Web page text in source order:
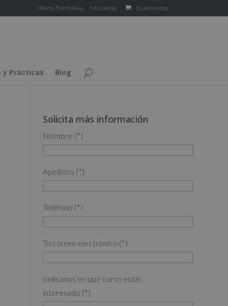
Oferta Formativa Mi cuenta 0 elementos
y Prácticas Blog
Solicita más información
Nombre (*)
Apellidos (*)
Teléfono (*)
Tu correo electrónico (*)
Indícanos en qué curso estás
interesado (*)